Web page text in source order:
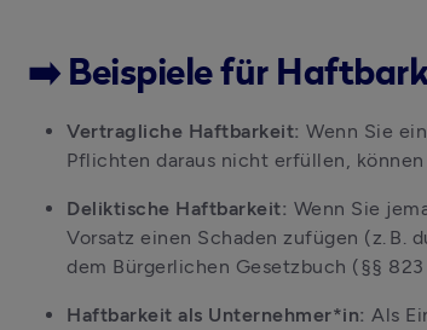
➡️ Beispiele für
Vertragliche Haftbarkeit: Wenn Sie
Pflichten daraus nicht erfüllen,
Deliktische Haftbarkeit: Wenn Sie
Vorsatz einen Schaden zufügen (z. B.
dem Bürgerlichen Gesetzbuch (§§
Haftbarkeit als Unternehmer*in: Als